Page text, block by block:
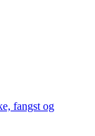
fangst og